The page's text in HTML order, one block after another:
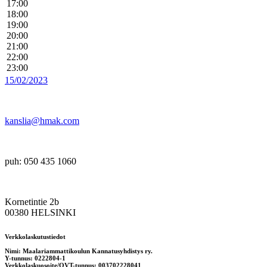
17:00
18:00
19:00
20:00
21:00
22:00
23:00
15/02/2023
kanslia@hmak.com
puh: 050 435 1060
Kornetintie 2b
00380 HELSINKI
Verkkolaskutustiedot
Nimi: Maalariammattikoulun Kannatusyhdistys ry.
Y-tunnus: 0222804-1
Verkkolaskuosoite/OVT-tunnus: 003702228041